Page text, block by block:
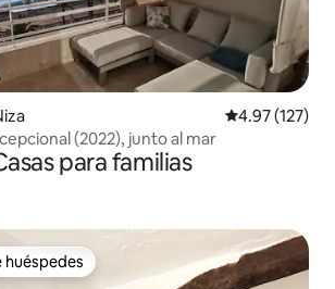
Calificación
4.97 (127)
(2022), junto al mar
para familias
Favorito entre huéspedes
huéspedes